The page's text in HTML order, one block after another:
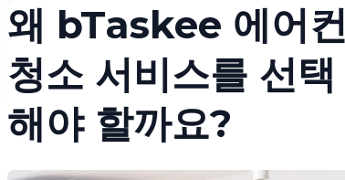
왜 bTaskee 에어컨
청소 서비스를 선택
해야 할까요?